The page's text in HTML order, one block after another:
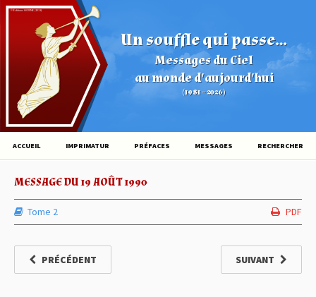
Un souffle qui passe...
Messages du Ciel
au monde d'aujourd'hui
(1981 – 2026)
© Éditions HOVINE (2026)
ACCUEIL IMPRIMATUR PRÉFACES MESSAGES RECHERCHER
MESSAGE DU 19 AOÛT 1990
Tome 2 PDF
PRÉCÉDENT SUIVANT